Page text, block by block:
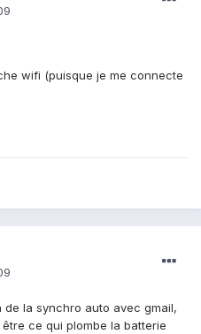
wifi (puisque je me connecte
la synchro auto avec gmail,
ce qui plombe la batterie